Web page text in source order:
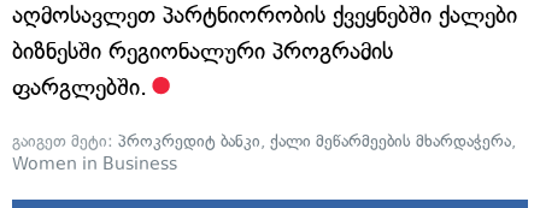
აღმოსავლეთ პარტნიორობის ქვეყნებში ქალები
ბიზნესში რეგიონალური პროგრამის
ფარგლებში.
გაიგეთ მეტი: პროკრედიტ ბანკი, ქალი მეწარმეების მხარდაჭერა,
Women in Business